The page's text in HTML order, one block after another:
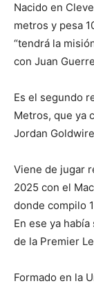
Nacido en
metros y pesa
“tendrá la
con Juan
Es el segundo
Metros, que ya
Jordan
Viene de jugar
2025 con el
donde compilo
En ese ya
de la Premier
Formado en la